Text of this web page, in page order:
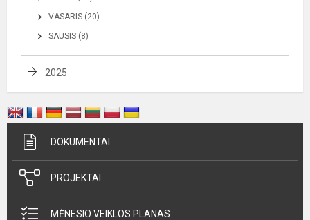
VASARIS (20)
SAUSIS (8)
2025
DOKUMENTAI
PROJEKTAI
MĖNESIO VEIKLOS PLANAS